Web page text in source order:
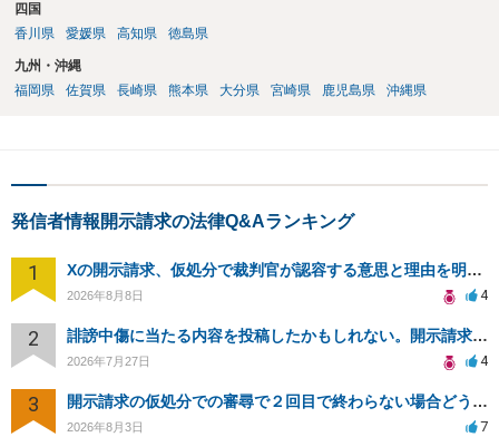
四国
香川県
愛媛県 高知県 徳島県
九州・沖縄
福岡県
佐賀県 長崎県 熊本県 大分県 宮崎県 鹿児島県 沖縄県
発信者情報開示請求の法律Q&Aランキング
1 Xの開示請求、仮処分で裁判官が認容する意思と理由を明確化しても、相手側は争って引き延ばしますか
2026年8月8日 4
2 誹謗中傷に当たる内容を投稿したかもしれない。開示請求や民事刑事裁判に発展しうるのか教えて欲しい。
2026年7月27日 4
3 開示請求の仮処分での審尋で２回目で終わらない場合どうしたらいいですか
2026年8月3日 7